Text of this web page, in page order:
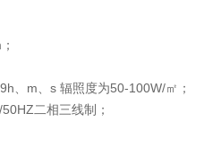
、m、s 辐照度为50-100W/㎡；
二相三线制；